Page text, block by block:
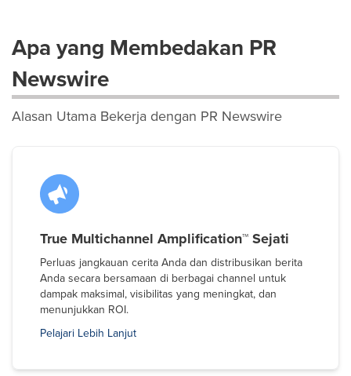
Apa yang Membedakan PR
Newswire
Alasan Utama Bekerja dengan PR Newswire
True Multichannel Amplification™ Sejati
Perluas jangkauan cerita Anda dan distribusikan berita
Anda secara bersamaan di berbagai channel untuk
dampak maksimal, visibilitas yang meningkat, dan
menunjukkan ROI.
Pelajari Lebih Lanjut